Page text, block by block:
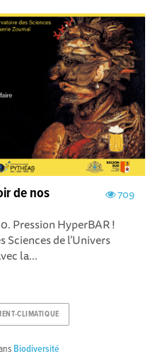
709
de nos
Pression HyperBAR !
Sciences de l’Univers
la...
CLIMATIQUE
Biodiversité